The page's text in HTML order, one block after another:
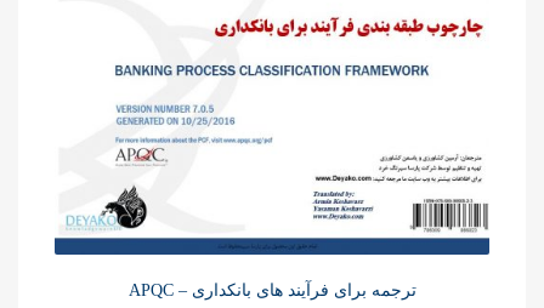
ترجمه برای فرآیند های بانکداری – APQC